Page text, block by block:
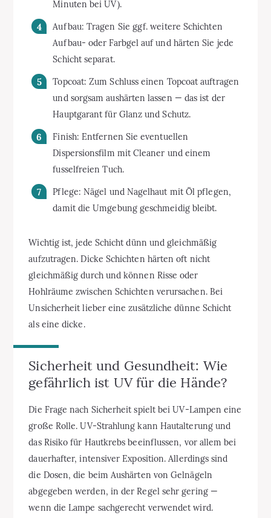
Minuten bei UV).
Aufbau: Tragen Sie ggf. weitere Schichten
Aufbau- oder Farbgel auf und härten Sie jede
Schicht separat.
Topcoat: Zum Schluss einen Topcoat auftragen
und sorgsam aushärten lassen — das ist der
Hauptgarant für Glanz und Schutz.
Finish: Entfernen Sie eventuellen
Dispersionsfilm mit Cleaner und einem
fusselfreien Tuch.
Pflege: Nägel und Nagelhaut mit Öl pflegen,
damit die Umgebung geschmeidig bleibt.
Wichtig ist, jede Schicht dünn und gleichmäßig
aufzutragen. Dicke Schichten härten oft nicht
gleichmäßig durch und können Risse oder
Hohlräume zwischen Schichten verursachen. Bei
Unsicherheit lieber eine zusätzliche dünne Schicht
als eine dicke.
Sicherheit und Gesundheit: Wie
gefährlich ist UV für die Hände?
Die Frage nach Sicherheit spielt bei UV-Lampen eine
große Rolle. UV-Strahlung kann Hautalterung und
das Risiko für Hautkrebs beeinflussen, vor allem bei
dauerhafter, intensiver Exposition. Allerdings sind
die Dosen, die beim Aushärten von Gelnägeln
abgegeben werden, in der Regel sehr gering —
wenn die Lampe sachgerecht verwendet wird.